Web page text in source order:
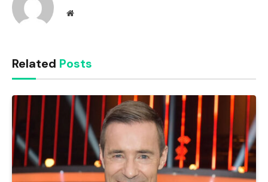
Website
Related Posts